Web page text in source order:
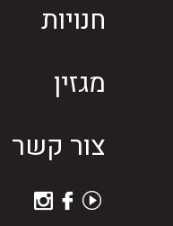
חנויות
מגזין
צור קשר